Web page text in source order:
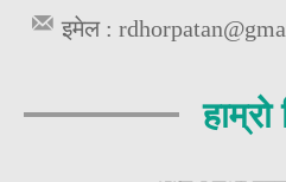
इमेल :
हाम्रो